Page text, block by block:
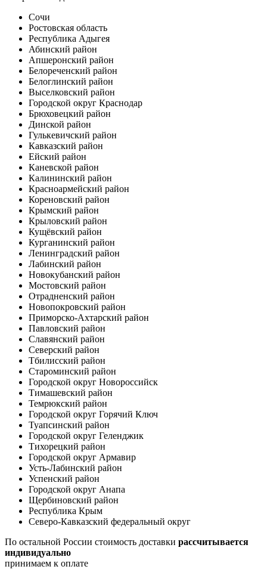
Сочи
Ростовская область
Республика Адыгея
Абинский район
Апшеронский район
Белореченский район
Белоглинский район
Выселковский район
Городской округ Краснодар
Брюховецкий район
Динской район
Гулькевичский район
Кавказский район
Ейский район
Каневской район
Калининский район
Красноармейский район
Кореновский район
Крымский район
Крыловский район
Кущёвский район
Курганинский район
Ленинградский район
Лабинский район
Новокубанский район
Мостовский район
Отрадненский район
Новопокровский район
Приморско-Ахтарский район
Павловский район
Славянский район
Северский район
Тбилисский район
Староминский район
Городской округ Новороссийск
Тимашевский район
Темрюкский район
Городской округ Горячий Ключ
Туапсинский район
Городской округ Геленджик
Тихорецкий район
Городской округ Армавир
Усть-Лабинский район
Успенский район
Городской округ Анапа
Щербиновский район
Республика Крым
Северо-Кавказский федеральный округ
По остальной России стоимость доставки рассчитывается
индивидуально
принимаем к оплате